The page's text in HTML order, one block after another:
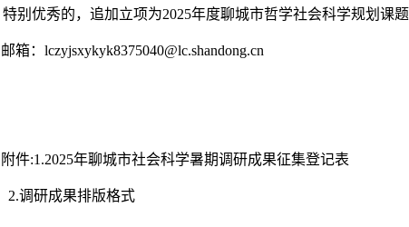
别优秀的，追加立项为2025年度聊城市哲学社会科学规划课题
邮箱： lczyjsxykyk8375040@lc.shandong.cn
附件:1.2025年聊城市社会科学暑期调研成果征集登记表
2.调研成果排版格式